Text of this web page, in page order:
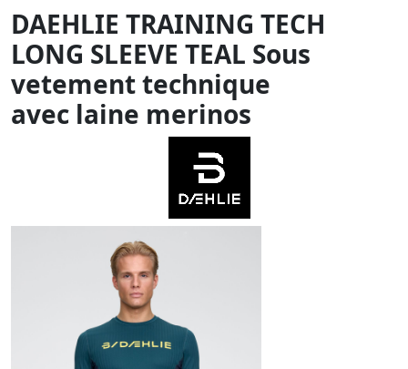
DAEHLIE TRAINING TECH
LONG SLEEVE TEAL Sous
vetement technique
avec laine merinos